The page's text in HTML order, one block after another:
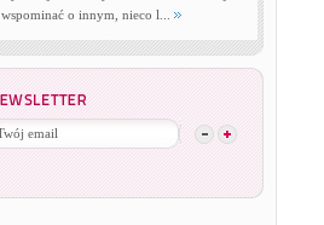
wspominać o innym, nieco l...